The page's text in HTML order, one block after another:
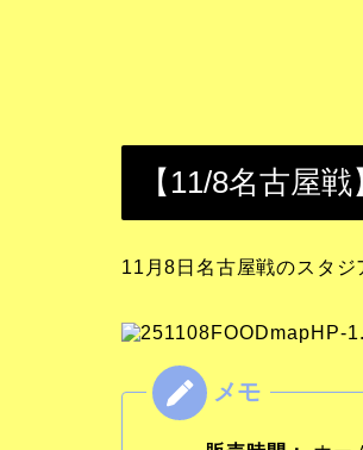
【11/8名古屋
11月8日名古屋戦のスタジ